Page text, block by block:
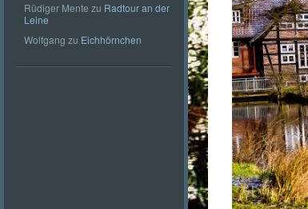
Rüdiger Mente zu Radtour an der
Leine
Wolfgang zu Eichhörnchen